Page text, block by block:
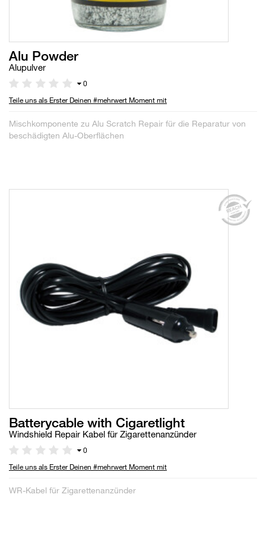
Alu Powder
Alupulver
0
Teile uns als Erster Deinen #mehrwert Moment mit
Mischkomponente zu Alu Scratch Repair für die Reparatur von
beschädigten Alu-Oberflächen
Batterycable with Cigaretlight
Windshield Repair Kabel für Zigarettenanzünder
0
Teile uns als Erster Deinen #mehrwert Moment mit
WR-Kabel für Zigarettenanzünder